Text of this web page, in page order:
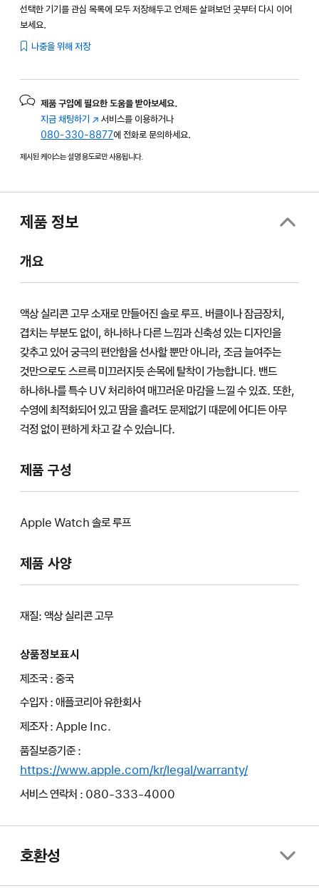
선택한 기기를 관심 목록에 모두 저장해두고 언제든 살펴보던 곳부터 다시 이어
보세요.
나중을 위해 저장
제품 구입에 필요한 도움을 받아보세요.
지금 채팅하기 (새
창에서
열림)
서비스를 이용하거나
080-330-8877에 전화로 문의하세요.
제시된 케이스는 설명 용도로만 사용됩니다.
제품 정보
개요
액상 실리콘 고무 소재로 만들어진 솔로 루프. 버클이나 잠금장치,
겹치는 부분도 없이, 하나하나 다른 느낌과 신축성 있는 디자인을
갖추고 있어 궁극의 편안함을 선사할 뿐만 아니라, 조금 늘여주는
것만으로도 스르륵 미끄러지듯 손목에 탈착이 가능합니다. 밴드
하나하나를 특수 UV 처리하여 매끄러운 마감을 느낄 수 있죠. 또한,
수영에 최적화되어 있고 땀을 흘려도 문제없기 때문에 어디든 아무
걱정 없이 편하게 차고 갈 수 있습니다.
제품 구성
Apple Watch 솔로 루프
제품 사양
재질: 액상 실리콘 고무
상품정보표시
제조국 : 중국
수입자 : 애플코리아 유한회사
제조자 : Apple Inc.
품질보증기준 :
https://www.apple.com/kr/legal/warranty/
서비스 연락처 : 080-333-4000
호환성